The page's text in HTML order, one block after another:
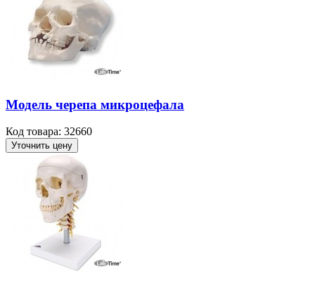
Модель черепа микроцефала
Код товара: 32660
Уточнить цену